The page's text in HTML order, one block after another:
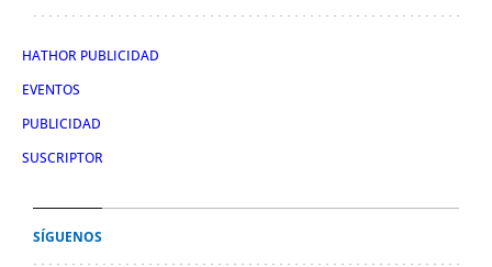
HATHOR PUBLICIDAD
EVENTOS
PUBLICIDAD
SUSCRIPTOR
SÍGUENOS